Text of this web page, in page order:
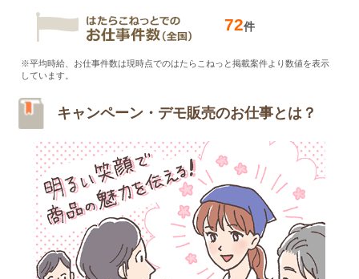
72件
※平均時給、お仕事件数は現時点でのはたらこねっと掲載案件より数値を表示
しています。
キャンペーン・デモ販売のお仕事とは？